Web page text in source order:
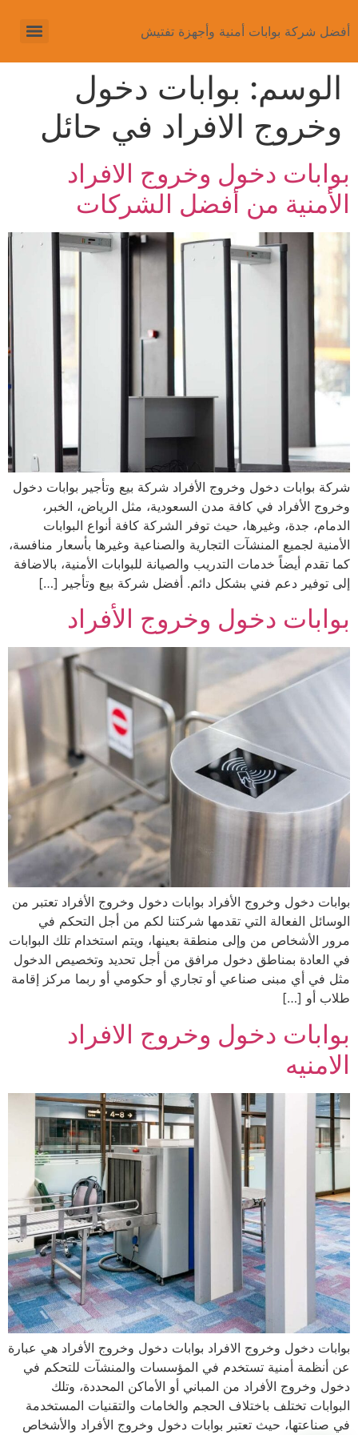
أفضل شركة بوابات أمنية وأجهزة تفتيش
الوسم: بوابات دخول
وخروج الافراد في حائل
بوابات دخول وخروج الافراد
الأمنية من أفضل الشركات
شركة بوابات دخول وخروج الأفراد شركة بيع وتأجير بوابات دخول
وخروج الأفراد في كافة مدن السعودية، مثل الرياض، الخبر،
الدمام، جدة، وغيرها، حيث توفر الشركة كافة أنواع البوابات
الأمنية لجميع المنشآت التجارية والصناعية وغيرها بأسعار منافسة،
كما تقدم أيضاً خدمات التدريب والصيانة للبوابات الأمنية، بالاضافة
إلى توفير دعم فني بشكل دائم. أفضل شركة بيع وتأجير […]
بوابات دخول وخروج الأفراد
بوابات دخول وخروج الأفراد بوابات دخول وخروج الأفراد تعتبر من
الوسائل الفعالة التي تقدمها شركتنا لكم من أجل التحكم في
مرور الأشخاص من وإلى منطقة بعينها، ويتم استخدام تلك البوابات
في العادة بمناطق دخول مرافق من أجل تحديد وتخصيص الدخول
مثل في أي مبنى صناعي أو تجاري أو حكومي أو ربما مركز إقامة
طلاب أو […]
بوابات دخول وخروج الافراد
الامنيه
بوابات دخول وخروج الافراد بوابات دخول وخروج الأفراد هي عبارة
عن أنظمة أمنية تستخدم في المؤسسات والمنشآت للتحكم في
دخول وخروج الأفراد من المباني أو الأماكن المحددة، وتلك
البوابات تختلف باختلاف الحجم والخامات والتقنيات المستخدمة
في صناعتها، حيث تعتبر بوابات دخول وخروج الأفراد والأشخاص